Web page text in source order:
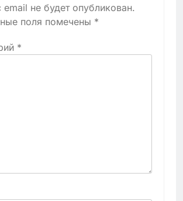
не будет опубликован.
поля помечены *
*